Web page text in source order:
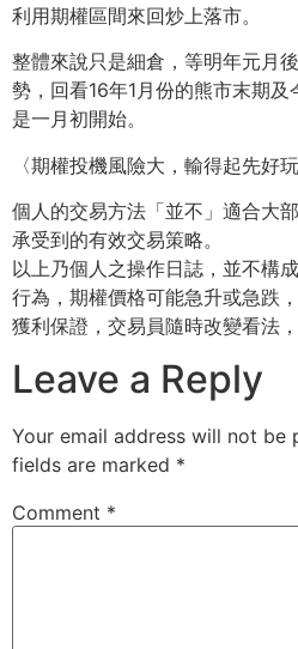
利用期權區間來回炒上落市。
整體來說只是細倉，等明年元月
勢，回看16年1月份的熊市末期
是一月初開始。
〈期權投機風險大，輸得起先好玩
個人的交易方法「並不」適合大
承受到的有效交易策略。
以上乃個人之操作日誌，並不構
行為，期權價格可能急升或急跌
獲利保證，交易員隨時改變看法
Leave a Reply
Your email address will not be
fields are marked *
Comment *